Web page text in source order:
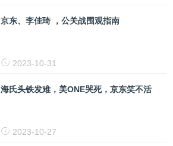
京东、李佳琦 ，公关战围观指南
2023-10-31
海氏头铁发难，美ONE哭死，京东笑不活
2023-10-27